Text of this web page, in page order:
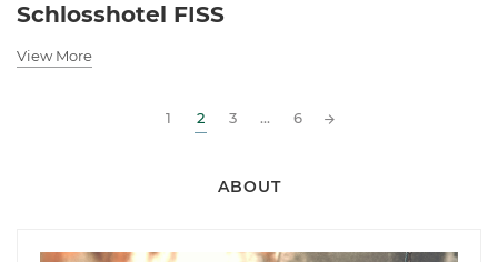
Schlosshotel FISS
View More
1 2 3 ... 6
ABOUT